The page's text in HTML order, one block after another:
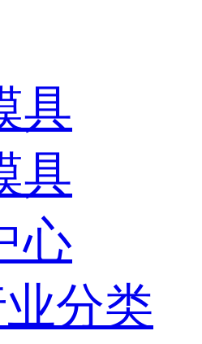
具
具
心
分类